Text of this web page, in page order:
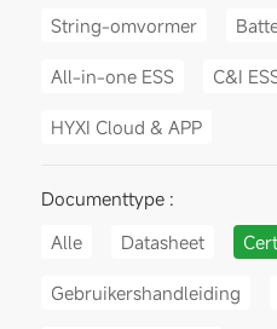
String-omvormer
All-in-one ESS C&I
HYXI Cloud & APP
Documenttype :
Alle
Datasheet
Gebruikershandleiding